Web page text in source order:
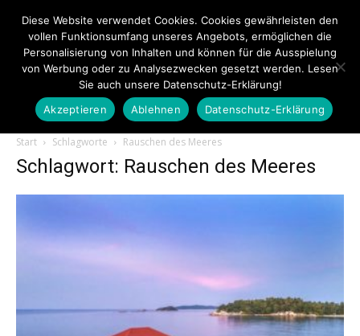
Touristiknews.de
Start Schlagworte Rauschen des Meeres
Schlagwort: Rauschen des Meeres
Diese Website verwendet Cookies. Cookies gewährleisten den
vollen Funktionsumfang unseres Angebots, ermöglichen die
Personalisierung von Inhalten und können für die Ausspielung
von Werbung oder zu Analysezwecken gesetzt werden. Lesen
Sie auch unsere Datenschutz-Erklärung!
Akzeptieren
Ablehnen Datenschutz-Erklärung